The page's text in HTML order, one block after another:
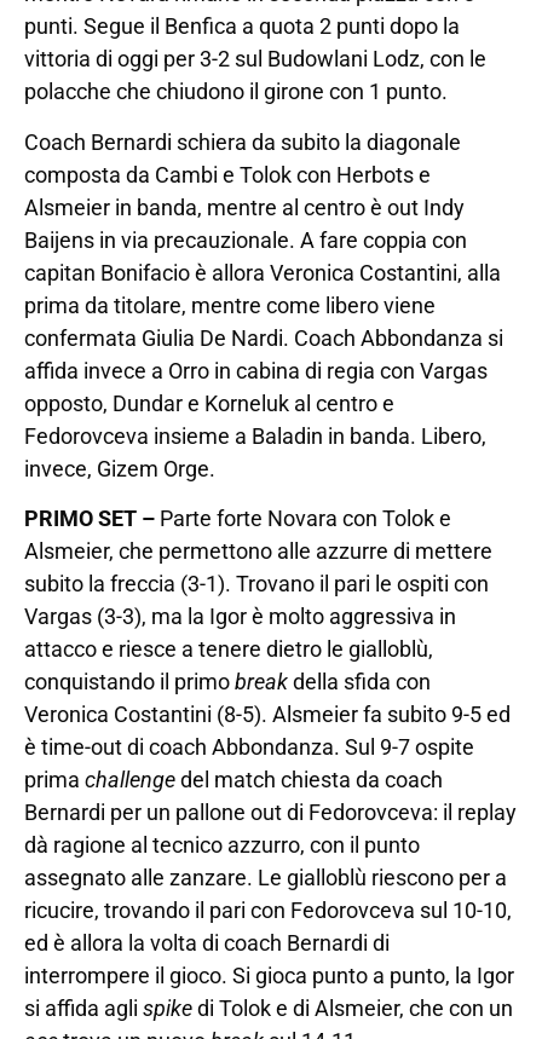
punti. Segue il Benfica a quota 2 punti dopo la
vittoria di oggi per 3-2 sul Budowlani Lodz, con le
polacche che chiudono il girone con 1 punto.
Coach Bernardi schiera da subito la diagonale
composta da Cambi e Tolok con Herbots e
Alsmeier in banda, mentre al centro è out Indy
Baijens in via precauzionale. A fare coppia con
capitan Bonifacio è allora Veronica Costantini, alla
prima da titolare, mentre come libero viene
confermata Giulia De Nardi. Coach Abbondanza si
affida invece a Orro in cabina di regia con Vargas
opposto, Dundar e Korneluk al centro e
Fedorovceva insieme a Baladin in banda. Libero,
invece, Gizem Orge.
PRIMO SET – Parte forte Novara con Tolok e
Alsmeier, che permettono alle azzurre di mettere
subito la freccia (3-1). Trovano il pari le ospiti con
Vargas (3-3), ma la Igor è molto aggressiva in
attacco e riesce a tenere dietro le gialloblù,
conquistando il primobreakdella sfida con
Veronica Costantini (8-5). Alsmeier fa subito 9-5 ed
è time-out di coach Abbondanza. Sul 9-7 ospite
prima challengedel match chiesta da coach
Bernardi per un pallone out di Fedorovceva: il replay
dà ragione al tecnico azzurro, con il punto
assegnato alle zanzare. Le gialloblù riescono per a
ricucire, trovando il pari con Fedorovceva sul 10-10,
ed è allora la volta di coach Bernardi di
interrompere il gioco. Si gioca punto a punto, la Igor
si affida agli spikedi Tolok e di Alsmeier, che con un